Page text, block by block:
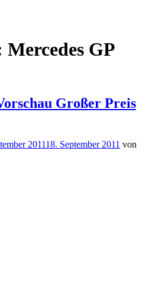
Mercedes GP
Großer Preis
201118. September 2011 von